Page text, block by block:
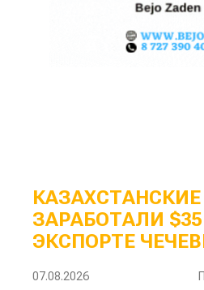
ЗАРАБОТАЛИ
ЭКСПОРТЕ
07.08.2026